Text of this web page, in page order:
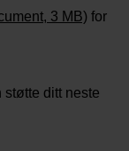
3 MB) for
støtte ditt neste